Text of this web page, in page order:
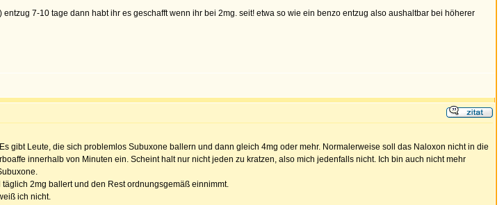
7-10 tage dann habt ihr es geschafft wenn ihr bei 2mg. seit! etwa so wie ein benzo entzug also aushaltbar bei höherer
gibt Leute, die sich problemlos Subuxone ballern und dann gleich 4mg oder mehr. Normalerweise soll das Naloxon nicht in die
innerhalb von Minuten ein. Scheint halt nur nicht jeden zu kratzen, also mich jedenfalls nicht. Ich bin auch nicht mehr
2mg ballert und den Rest ordnungsgemäß einnimmt.
ich nicht.